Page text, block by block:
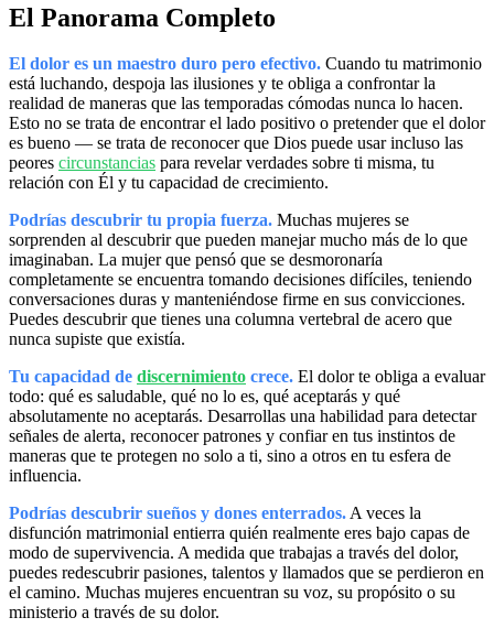
El Panorama Completo
El dolor es un maestro duro pero efectivo. Cuando tu matrimonio
está luchando, despoja las ilusiones y te obliga a confrontar la
realidad de maneras que las temporadas cómodas nunca lo hacen.
Esto no se trata de encontrar el lado positivo o pretender que el dolor
es bueno — se trata de reconocer que Dios puede usar incluso las
peores circunstancias para revelar verdades sobre ti misma, tu
relación con Él y tu capacidad de crecimiento.
Podrías descubrir tu propia fuerza. Muchas mujeres se
sorprenden al descubrir que pueden manejar mucho más de lo que
imaginaban. La mujer que pensó que se desmoronaría
completamente se encuentra tomando decisiones difíciles, teniendo
conversaciones duras y manteniéndose firme en sus convicciones.
Puedes descubrir que tienes una columna vertebral de acero que
nunca supiste que existía.
Tu capacidad de discernimiento crece. El dolor te obliga a evaluar
todo: qué es saludable, qué no lo es, qué aceptarás y qué
absolutamente no aceptarás. Desarrollas una habilidad para detectar
señales de alerta, reconocer patrones y confiar en tus instintos de
maneras que te protegen no solo a ti, sino a otros en tu esfera de
influencia.
Podrías descubrir sueños y dones enterrados.A veces la
disfunción matrimonial entierra quién realmente eres bajo capas de
modo de supervivencia. A medida que trabajas a través del dolor,
puedes redescubrir pasiones, talentos y llamados que se perdieron en
el camino. Muchas mujeres encuentran su voz, su propósito o su
ministerio a través de su dolor.